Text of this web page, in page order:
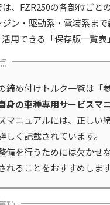
は、FZR250の各部位ごと
ン・駆動系・電装系ま
用できる「保存版一覧表
締め付けトルク一覧は「
身の車種専用サービスマ
マニュアルには、正しい
しく記載されています。
備を行うためには欠かせ
れることをおすすめします